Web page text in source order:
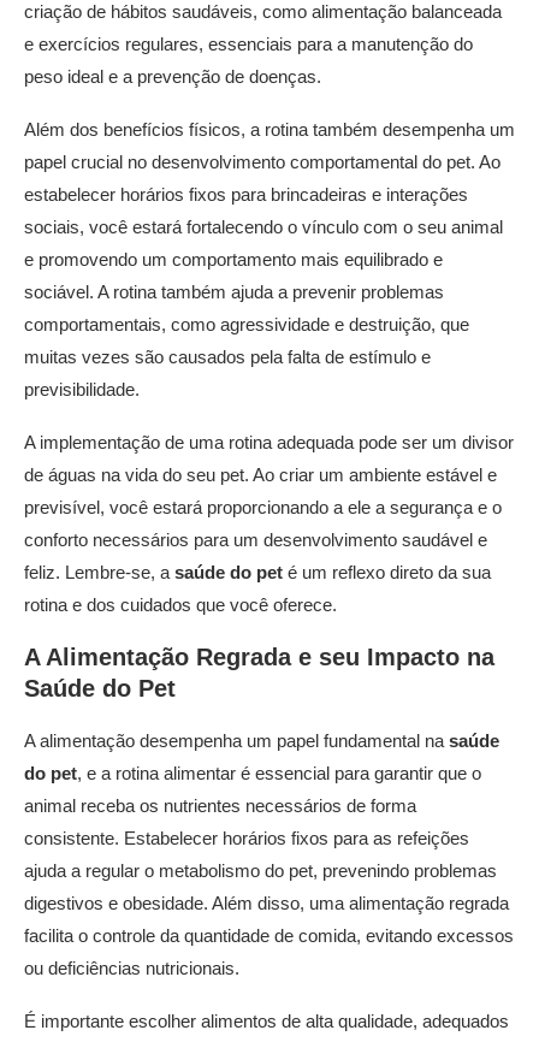
criação de hábitos saudáveis, como alimentação balanceada
e exercícios regulares, essenciais para a manutenção do
peso ideal e a prevenção de doenças.
Além dos benefícios físicos, a rotina também desempenha um
papel crucial no desenvolvimento comportamental do pet. Ao
estabelecer horários fixos para brincadeiras e interações
sociais, você estará fortalecendo o vínculo com o seu animal
e promovendo um comportamento mais equilibrado e
sociável. A rotina também ajuda a prevenir problemas
comportamentais, como agressividade e destruição, que
muitas vezes são causados pela falta de estímulo e
previsibilidade.
A implementação de uma rotina adequada pode ser um divisor
de águas na vida do seu pet. Ao criar um ambiente estável e
previsível, você estará proporcionando a ele a segurança e o
conforto necessários para um desenvolvimento saudável e
feliz. Lembre-se, a saúde do pet é um reflexo direto da sua
rotina e dos cuidados que você oferece.
A Alimentação Regrada e seu Impacto na
Saúde do Pet
A alimentação desempenha um papel fundamental na saúde
do pet, e a rotina alimentar é essencial para garantir que o
animal receba os nutrientes necessários de forma
consistente. Estabelecer horários fixos para as refeições
ajuda a regular o metabolismo do pet, prevenindo problemas
digestivos e obesidade. Além disso, uma alimentação regrada
facilita o controle da quantidade de comida, evitando excessos
ou deficiências nutricionais.
É importante escolher alimentos de alta qualidade, adequados